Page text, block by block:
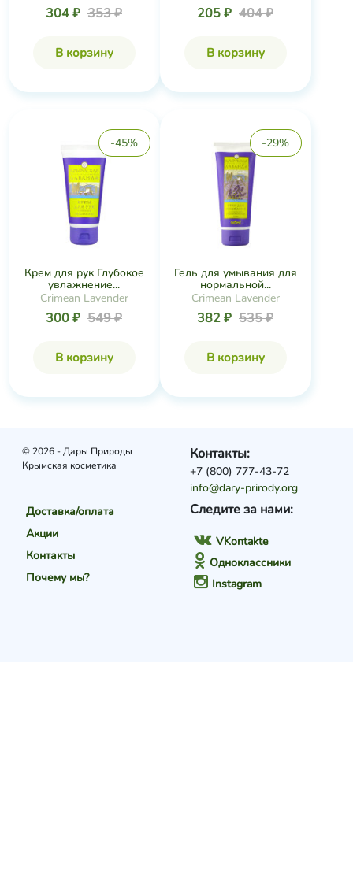
304 ₽ 353 ₽
В корзину
205 ₽ 404 ₽
В корзину
-45%
Крем для рук Глубокое
увлажнение...
Crimean Lavender
300 ₽ 549 ₽
В корзину
-29%
Гель для умывания для
нормальной...
Crimean Lavender
382 ₽ 535 ₽
В корзину
© 2026 - Дары Природы
Крымская косметика
Доставка/оплата
Акции
Контакты
Почему мы?
Следите за нами:
VKontakte
Одноклассники
Instagram
Контакты:
+7 (800) 777-43-72
info@dary-prirody.org